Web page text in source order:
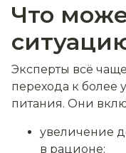
Что
Эксперты всё
перехода к более
питания. Они
увеличение
в рационе;